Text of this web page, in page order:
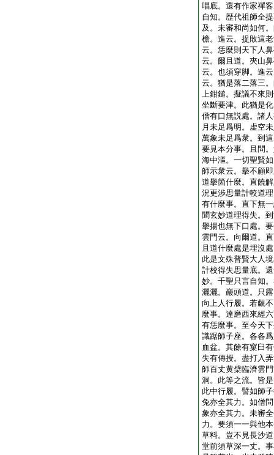
唱底。還有作家禪
自知。歴代祖師全
及。未審和尚如何
檐。進云。捉敗這
云。恁麼則天下人
云。爾且道。夾山
云。也須穿脚。進
云。猶是落二落三
上鉗鎚。擬議不來
坐斷要津。此猶是
僧有口無説處。諸
月未足爲明。虚空
萬象未足爲衆。到
要見本分事。且問
海中漚。一切聖賢
師示衆云。擧不顧
道擧箇什麼。直饒
況更渉思量計較道
有什麼事。直下無
聞玄妙道理得失。
擧揚也無下口處。
雲門云。向爾道。
且道什麼處是埋沒
此是文殊普賢大人
計校得失思量底。
妙。千聖只言自知
灑灑。巖頭道。只
向上人行履。若覷
麼事。達磨西來經
有恁麼事。至今天
識踞師子座。各各
血盆。其餘有窠臼
失有傳授。盡打入
師百丈黄檗臨濟雲
洞。此等之流。皆
此中行履。譬如師
兔亦全其力。如僧
象亦全其力。未審
力。要須一一與他
草料。豈不見長沙
堂前須草深一丈。